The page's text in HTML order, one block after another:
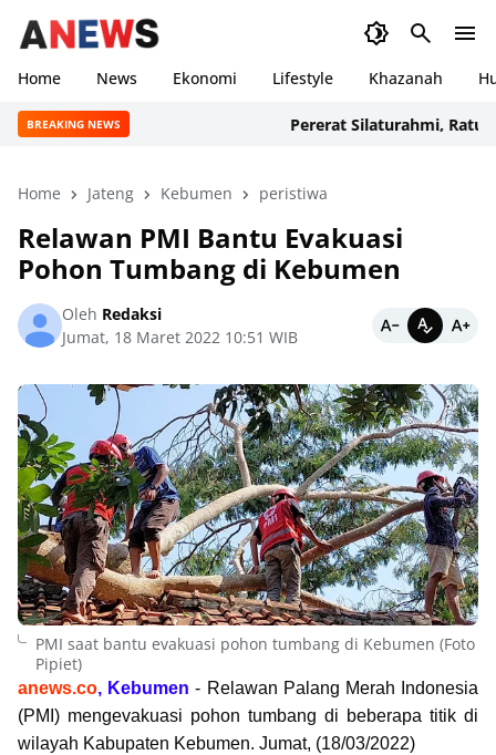
Home News Ekonomi Lifestyle Khazanah
BREAKING NEWS Pererat Silaturahmi, Ratusan
Home Jateng Kebumen peristiwa
Relawan PMI Bantu Evakuasi
Pohon Tumbang di Kebumen
Oleh Redaksi
Jumat, 18 Maret 2022 10:51 WIB
PMI saat bantu evakuasi pohon tumbang di Kebumen (Foto
Pipiet)
anews.co, Kebumen - Relawan Palang Merah Indonesia
(PMI) mengevakuasi pohon tumbang di beberapa titik di
wilayah Kabupaten Kebumen. Jumat, (18/03/2022)